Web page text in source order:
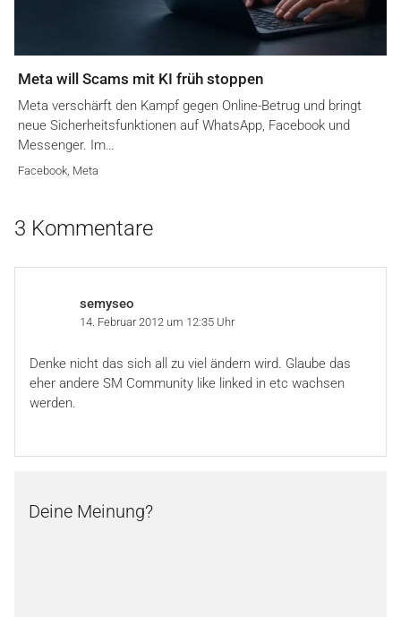
Meta will Scams mit KI früh stoppen
Meta verschärft den Kampf gegen Online-Betrug und bringt
neue Sicherheitsfunktionen auf WhatsApp, Facebook und
Messenger. Im…
Facebook Meta
3 Kommentare
semyseo
14. Februar 2012 um 12:35 Uhr
Denke nicht das sich all zu viel ändern wird. Glaube das
eher andere SM Community like linked in etc wachsen
werden.
Deine Meinung?